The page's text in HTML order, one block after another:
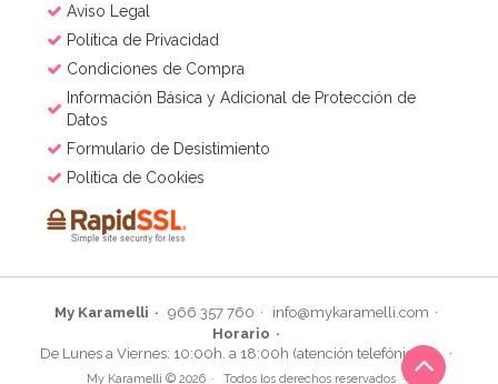
Aviso Legal
Política de Privacidad
Condiciones de Compra
Información Básica y Adicional de Protección de
Datos
Formulario de Desistimiento
Política de Cookies
My Karamelli 966 357 760
info@mykaramelli.com
Horario
De Lunes a Viernes: 10:00h. a 18:00h (atención telefónica)
My Karamelli © 2026 Todos los derechos reservados